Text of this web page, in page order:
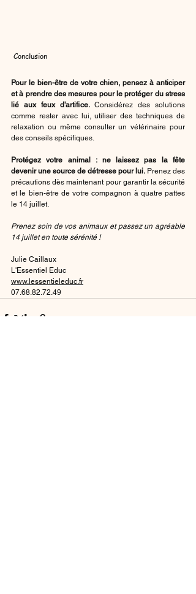
Conclusion
Pour le bien-être de votre chien, pensez à anticiper
et à prendre des mesures pour le protéger du stress
lié aux feux d'artifice. Considérez des solutions
comme rester avec lui, utiliser des techniques de
relaxation ou même consulter un vétérinaire pour
des conseils spécifiques.
Protégez votre animal : ne laissez pas la fête
devenir une source de détresse pour lui. Prenez des
précautions dès maintenant pour garantir la sécurité
et le bien-être de votre compagnon à quatre pattes
le 14 juillet.
Prenez soin de vos animaux et passez un agréable
14 juillet en toute sérénité !
Julie Caillaux
L'Essentiel Educ
www.lessentieleduc.fr
07.68.82.72.49